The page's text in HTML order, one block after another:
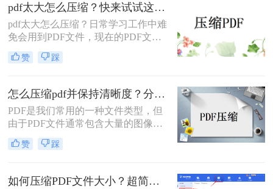
长的问题。在这篇文章中，我们将为
大家介绍怎么压缩pdf文档的大小的方
法。
pdf太大怎么压缩？快来试试这个在线方法！
pdf太大怎么压缩？​日常学习工作中难
免会用到PDF文件，现在的PDF文件
里还包含大量表格和图片，打开时变
得很卡顿。pdf压缩就变得必不可少，
的试试呀~
赞 踩
怎么压缩pdf并保持清晰度？分享两个好用的压缩方法！
PDF是我们常用的一种文件类型，但
由于PDF文件通常包含大量的图像、
文本和其他媒体文件，这就致使它们
的体积比较大，不仅传输起来很慢，
上传。
赞 踩
如何压缩PDF文件大小？超简单的压缩方法来了!